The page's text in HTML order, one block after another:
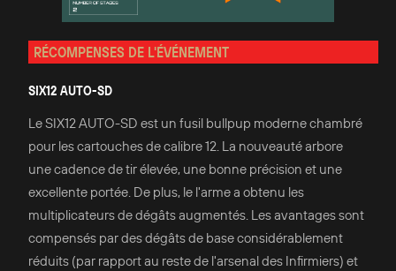
RÉCOMPENSES DE L'ÉVÉNEMENT
SIX12 AUTO-SD
Le SIX12 AUTO-SD est un fusil bullpup moderne chambré
pour les cartouches de calibre 12. La nouveauté arbore
une cadence de tir élevée, une bonne précision et une
excellente portée. De plus, le l'arme a obtenu les
multiplicateurs de dégâts augmentés. Les avantages sont
compensés par des dégâts de base considérablement
réduits (par rapport au reste de l'arsenal des Infirmiers) et